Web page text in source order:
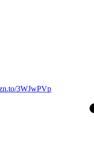
3WJwPVp